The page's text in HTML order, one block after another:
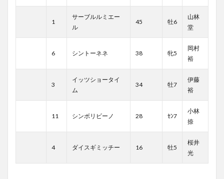
1
サーブルルミエー
ル
45 牡6
山林
堂
6 シントーネネ 38 牝5
岡村
裕
3
イッツショータイ
ム
34 牡7
伊藤
裕
11 シンボリビーノ 28 ｾﾝ7
小林
捺
4 ダイスギミッチー 16 牡5
桜井
光